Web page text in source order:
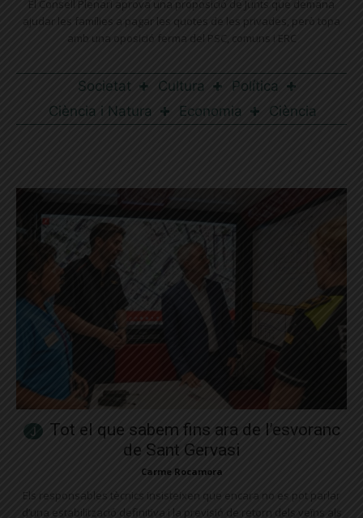
El Consell Plenari aprova una proposició de Junts que demana
ajudar les famílies a pagar les quotes de les privades, però topa
amb una oposició ferma del PSC, comuns i ERC
Societat Cultura
Política
Ciència i Natura
Economia Ciència
Tot el que sabem fins ara de l’esvoranc
de Sant Gervasi
Carme Rocamora
Els responsables tècnics insisteixen que encara no es pot parlar
d’una estabilització definitiva i la previsió de retorn dels veïns als